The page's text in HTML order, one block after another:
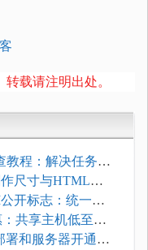
转载请注明出处。
教程：解决任务积
尺寸与HTML添
公开标志：统一支
：共享主机低至
署和服务器开通更